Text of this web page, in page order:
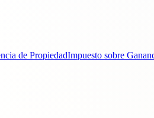
de PropiedadImpuesto sobre